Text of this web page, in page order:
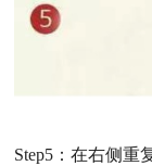
Step5 ：在右侧重